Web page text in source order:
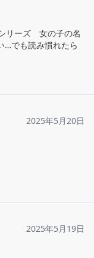
リーズ　女の子の名
…でも読み慣れたら
2025年5月20日
2025年5月19日